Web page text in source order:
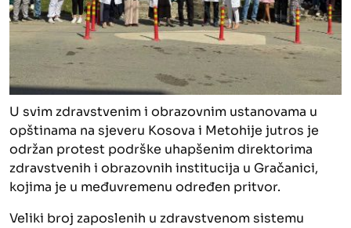
U svim zdravstvenim i obrazovnim ustanovama u
opštinama na sjeveru Kosova i Metohije jutros je
održan protest podrške uhapšenim direktorima
zdravstvenih i obrazovnih institucija u Gračanici,
kojima je u međuvremenu određen pritvor.
Veliki broj zaposlenih u zdravstvenom sistemu